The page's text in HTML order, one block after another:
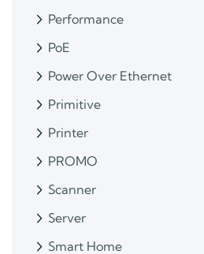
Performance
PoE
Power Over Ethernet
Primitive
Printer
PROMO
Scanner
Server
Smart Home